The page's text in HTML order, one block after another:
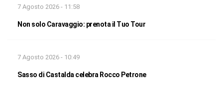
7 Agosto 2026 - 11:58
Non solo Caravaggio: prenota il Tuo Tour
7 Agosto 2026 - 10:49
Sasso di Castalda celebra Rocco Petrone